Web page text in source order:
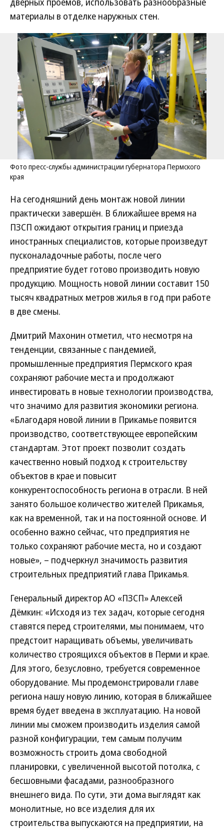
материалы в отделке наружных стен.
Фото пресс-службы администрации губернатора Пермского
края
На сегодняшний день монтаж новой линии
практически завершён. В ближайшее время на
ПЗСП ожидают открытия границ и приезда
иностранных специалистов, которые произведут
пусконаладочные работы, после чего
предприятие будет готово производить новую
продукцию. Мощность новой линии составит 150
тысяч квадратных метров жилья в год при работе
в две смены.
Дмитрий Махонин отметил, что несмотря на
тенденции, связанные с пандемией,
промышленные предприятия Пермского края
сохраняют рабочие места и продолжают
инвестировать в новые технологии производства,
что значимо для развития экономики региона.
«Благодаря новой линии в Прикамье появится
производство, соответствующее европейским
стандартам. Этот проект позволит создать
качественно новый подход к строительству
объектов в крае и повысит
конкурентоспособность региона в отрасли. В ней
занято большое количество жителей Прикамья,
как на временной, так и на постоянной основе. И
особенно важно сейчас, что предприятия не
только сохраняют рабочие места, но и создают
новые», – подчеркнул значимость развития
строительных предприятий глава Прикамья.
Генеральный директор АО «ПЗСП» Алексей
Дёмкин: «Исходя из тех задач, которые сегодня
ставятся перед строителями, мы понимаем, что
предстоит наращивать объемы, увеличивать
количество строящихся объектов в Перми и крае.
Для этого, безусловно, требуется современное
оборудование. Мы продемонстрировали главе
региона нашу новую линию, которая в ближайшее
время будет введена в эксплуатацию. На новой
линии мы сможем производить изделия самой
разной конфигурации, тем самым получим
возможность строить дома свободной
планировки, с увеличенной высотой потолка, с
бесшовными фасадами, разнообразного
внешнего вида. По сути, эти дома выглядят как
монолитные, но все изделия для их
строительства выпускаются на предприятии, на